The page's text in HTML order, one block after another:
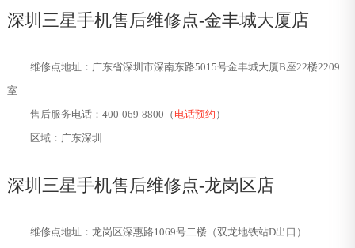
深圳三星手机售后维修点-金丰城大厦店
维修点地址：广东省深圳市深南东路5015号金丰城大厦B座22楼2209
室
售后服务电话：400-069-8800（ 电话预约 ）
区域：广东深圳
深圳三星手机售后维修点-龙岗区店
维修点地址：龙岗区深惠路1069号二楼（双龙地铁站D出口）